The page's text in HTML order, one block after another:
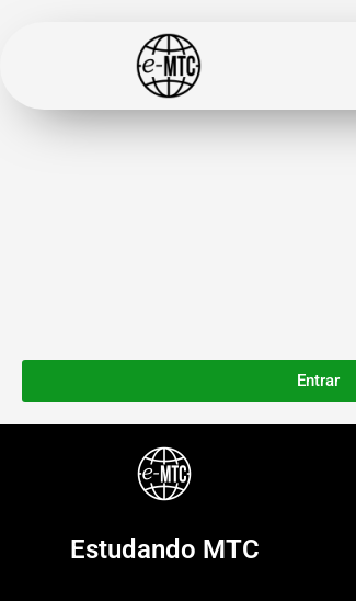
Entrar
Estudando MTC